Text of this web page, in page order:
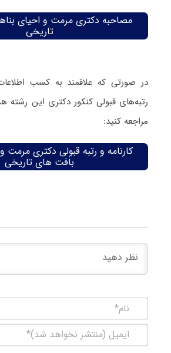
مصاحبه دکتری مرمت و احیای
تاریخی
در صورتی که علاقمند به کسب
رتبه‌های قبولی کنکور دکتری این رشته
مراجعه کنید:
کارنامه و رتبه قبولی دکتری مرمت
بافت های تاریخی